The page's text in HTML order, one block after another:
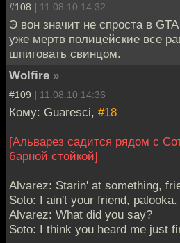
#108 | 11.08.10 14:32
Э вон значит не спроста в
уже мертв полицейские все
шпиговать свинцом.
Wolfire »
#109 | 11.08.10 14:36
Кому: Guaresci, #18
[Альварез садится рядом с
барной стойкой]
Alvarez: Starin' at something,
Soto: I ain't your friend, palooka.
Alvarez: What did you say?
Soto: I think you heard me just